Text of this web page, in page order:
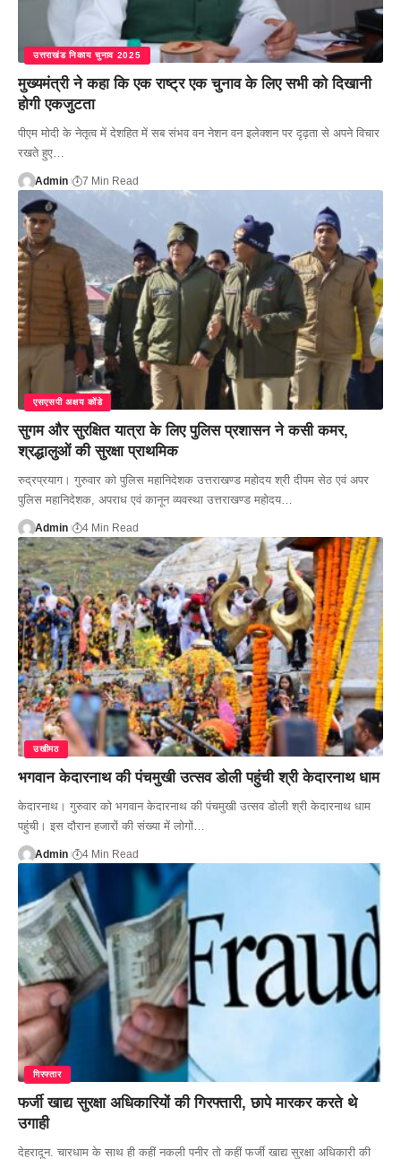
उत्तराखंड निकाय चुनाव 2025
मुख्यमंत्री ने कहा कि एक राष्ट्र एक चुनाव के लिए सभी को दिखानी
होगी एकजुटता
पीएम मोदी के नेतृत्व में देशहित में सब संभव वन नेशन वन इलेक्शन पर दृढ़ता से अपने विचार
रखते हुए…
Admin 7 Min Read
एसएसपी अक्षय कोंडे
सुगम और सुरक्षित यात्रा के लिए पुलिस प्रशासन ने कसी कमर,
श्रद्धालुओं की सुरक्षा प्राथमिक
रुद्रप्रयाग। गुरुवार को पुलिस महानिदेशक उत्तराखण्ड महोदय श्री दीपम सेठ एवं अपर
पुलिस महानिदेशक, अपराध एवं कानून व्यवस्था उत्तराखण्ड महोदय…
Admin 4 Min Read
उखीमठ
भगवान केदारनाथ की पंचमुखी उत्सव डोली पहुंची श्री केदारनाथ धाम
केदारनाथ। गुरुवार को भगवान केदारनाथ की पंचमुखी उत्सव डोली श्री केदारनाथ धाम
पहुंची। इस दौरान हजारों की संख्या में लोगों…
Admin 4 Min Read
गिरफ्तार
फर्जी खाद्य सुरक्षा अधिकारियों की गिरफ्तारी, छापे मारकर करते थे
उगाही
देहरादून. चारधाम के साथ ही कहीं नकली पनीर तो कहीं फर्जी खाद्य सुरक्षा अधिकारी की